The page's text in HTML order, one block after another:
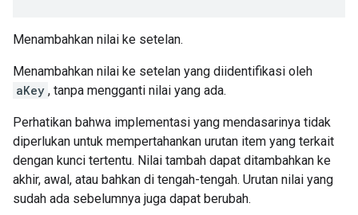
Menambahkan nilai ke setelan.
Menambahkan nilai ke setelan yang diidentifikasi oleh
aKey , tanpa mengganti nilai yang ada.
Perhatikan bahwa implementasi yang mendasarinya tidak
diperlukan untuk mempertahankan urutan item yang terkait
dengan kunci tertentu. Nilai tambah dapat ditambahkan ke
akhir, awal, atau bahkan di tengah-tengah. Urutan nilai yang
sudah ada sebelumnya juga dapat berubah.